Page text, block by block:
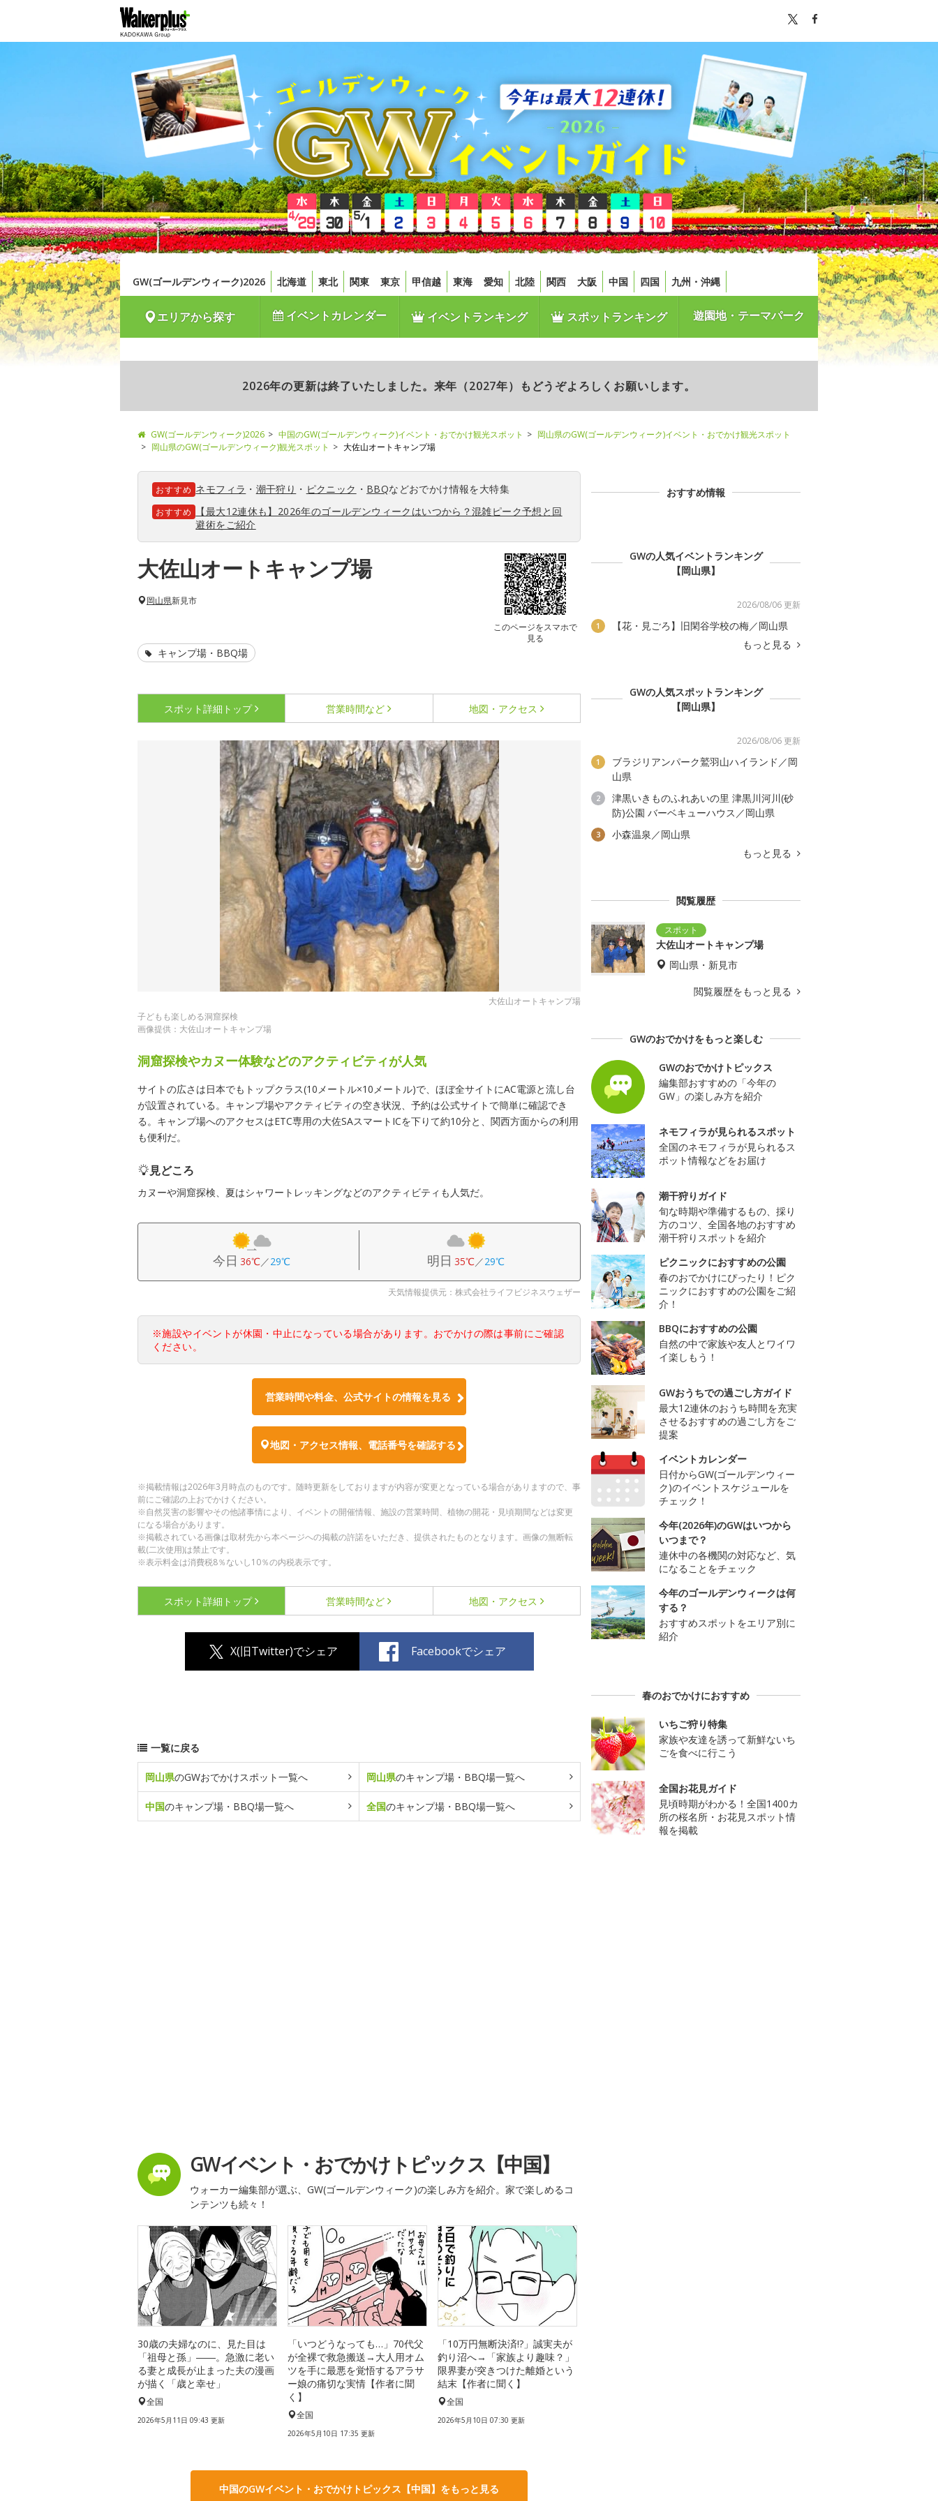
GW(ゴールデンウィーク)2026 北海道 東北 関東 東京 甲信越 東海 愛知 北陸 関西 大阪 中国 四国 九州・沖縄
エリアから探す イベントカレンダー イベントランキング スポットランキング 遊園地・テーマパーク
2026年の更新は終了いたしました。来年（2027年）もどうぞよろしくお願いします。
GW(ゴールデンウィーク)2026 中国のGW(ゴールデンウィーク)イベント・おでかけ観光スポット
岡山県のGW(ゴールデンウィーク)イベント・おでかけ観光スポット
岡山県のGW(ゴールデンウィーク)観光スポット
大佐山オートキャンプ場
おすすめ ネモフィラ ・ 潮干狩り ・ ピクニック ・ BBQなどおでかけ情報を大特集
おすすめ
【最大12連休も】2026年のゴールデンウィークはいつから？混雑ピーク予想と回
避術をご紹介
大佐山オートキャンプ場
このページをスマホで
見る
岡山県新見市
キャンプ場・BBQ場
スポット詳細 トップ 営業時間など 地図・アクセス
大佐山オートキャンプ場
子どもも楽しめる洞窟探検
画像提供：大佐山オートキャンプ場
洞窟探検やカヌー体験などのアクティビティが人気
サイトの広さは日本でもトップクラス(10メートル×10メートル)で、ほぼ全サイトにAC電源と流し台
が設置されている。キャンプ場やアクティビティの空き状況、予約は公式サイトで簡単に確認でき
る。キャンプ場へのアクセスはETC専用の大佐SAスマートICを下りて約10分と、関西方面からの利用
も便利だ。
見どころ
カヌーや洞窟探検、夏はシャワートレッキングなどのアクティビティも人気だ。
今日 36℃／29℃ 明日 35℃／29℃
天気情報提供元：株式会社ライフビジネスウェザー
※施設やイベントが休園・中止になっている場合があります。おでかけの際は事前にご確認
ください。
営業時間や料金、公式サイトの情報を見る
地図・アクセス情報、電話番号を確認する
※掲載情報は2026年3月時点のものです。随時更新をしておりますが内容が変更となっている場合がありますので、事
前にご確認の上おでかけください。
※自然災害の影響やその他諸事情により、イベントの開催情報、施設の営業時間、植物の開花・見頃期間などは変更
になる場合があります。
※掲載されている画像は取材先から本ページへの掲載の許諾をいただき、提供されたものとなります。画像の無断転
載(二次使用)は禁止です。
※表示料金は消費税8％ないし10％の内税表示です。
スポット詳細 トップ 営業時間など 地図・アクセス
X(旧Twitter)でシェア Facebookでシェア
一覧に戻る
岡山県のGWおでかけスポット一覧へ 岡山県のキャンプ場・BBQ場一覧へ
中国のキャンプ場・BBQ場一覧へ 全国のキャンプ場・BBQ場一覧へ
GWイベント・おでかけトピックス【中国】
ウォーカー編集部が選ぶ、GW(ゴールデンウィーク)の楽しみ方を紹介。家で楽しめるコ
ンテンツも続々！
30歳の夫婦なのに、見た目は
「祖母と孫」――。急激に老い
る妻と成長が止まった夫の漫画
が描く「歳と幸せ」
全国
2026年5月11日 09:43 更新
「いつどうなっても…」70代父
が全裸で救急搬送→大人用オム
ツを手に最悪を覚悟するアラサ
ー娘の痛切な実情【作者に聞
く】
全国
2026年5月10日 17:35 更新
「10万円無断決済!?」誠実夫が
釣り沼へ→「家族より趣味？」
限界妻が突きつけた離婚という
結末【作者に聞く】
全国
2026年5月10日 07:30 更新
中国のGWイベント・おでかけトピックス【中国】をもっと見る
おすすめ情報
GWの人気イベントランキング
【岡山県】
2026/08/06 更新
1
【花・見ごろ】旧閑谷学校の梅／岡山県
もっと見る
GWの人気スポットランキング
【岡山県】
2026/08/06 更新
1
ブラジリアンパーク鷲羽山ハイランド／岡
山県
2
津黒いきものふれあいの里 津黒川河川(砂
防)公園 バーベキューハウス／岡山県
3
小森温泉／岡山県
もっと見る
閲覧履歴
大佐山オートキャンプ場
岡山県・新見市
閲覧履歴をもっと見る
GWのおでかけをもっと楽しむ
GWのおでかけトピックス
編集部おすすめの「今年の
GW」の楽しみ方を紹介
ネモフィラが見られるスポット
全国のネモフィラが見られるス
ポット情報などをお届け
潮干狩りガイド
旬な時期や準備するもの、採り
方のコツ、全国各地のおすすめ
潮干狩りスポットを紹介
ピクニックにおすすめの公園
春のおでかけにぴったり！ピク
ニックにおすすめの公園をご紹
介！
BBQにおすすめの公園
自然の中で家族や友人とワイワ
イ楽しもう！
GWおうちでの過ごし方ガイド
最大12連休のおうち時間を充実
させるおすすめの過ごし方をご
提案
イベントカレンダー
日付からGW(ゴールデンウィー
ク)のイベントスケジュールを
チェック！
今年(2026年)のGWはいつから
いつまで？
連休中の各機関の対応など、気
になることをチェック
今年のゴールデンウィークは何
する？
おすすめスポットをエリア別に
紹介
春のおでかけにおすすめ
いちご狩り特集
家族や友達を誘って新鮮ないち
ごを食べに行こう
全国お花見ガイド
見頃時期がわかる！全国1400カ
所の桜名所・お花見スポット情
報を掲載